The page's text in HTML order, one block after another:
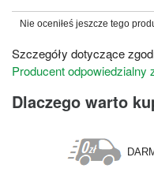
Nie oceniłeś jeszcze tego
Szczegóły dotyczące
Producent odpowiedzialny
Dlaczego warto